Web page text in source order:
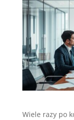
Wiele razy po